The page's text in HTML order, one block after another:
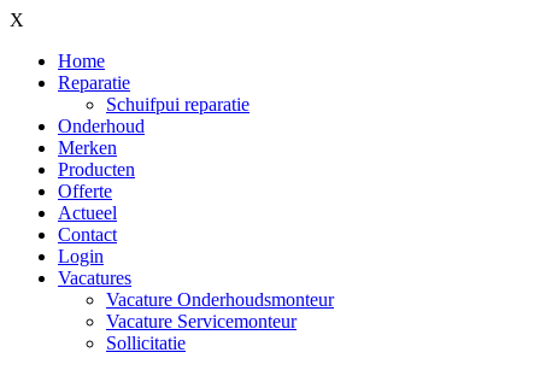
X
Home
Reparatie
Schuifpui reparatie
Onderhoud
Merken
Producten
Offerte
Actueel
Contact
Login
Vacatures
Vacature Onderhoudsmonteur
Vacature Servicemonteur
Sollicitatie